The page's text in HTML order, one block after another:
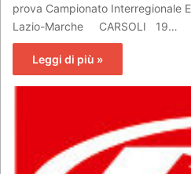
prova Campionato
Lazio-Marche CARSOLI 19…
Leggi di più »